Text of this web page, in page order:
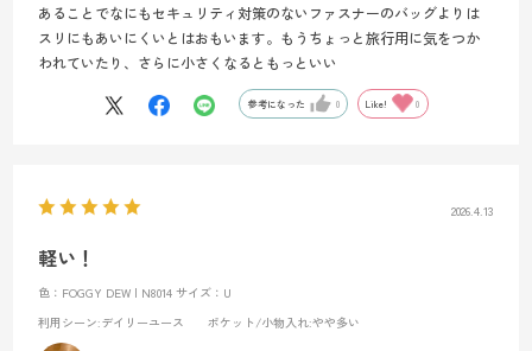
あることでなにもセキュリティ対策のないファスナーのバッグよりは
スリにもあいにくいとはおもいます。もうちょっと旅行用に気をつか
われていたり、さらに小さくなるともっといい
参考になった 0 Like! 0
2026.4.13
軽い！
色：FOGGY DEW | N8014 サイズ：U
利用シーン:デイリーユース ポケット/小物入れ:やや多い